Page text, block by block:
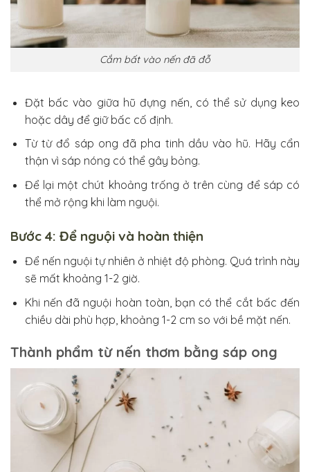
Cắm bất vào nến đã đỗ
Đặt bấc vào giữa hũ đựng nến, có thể sử dụng keo
hoặc dây để giữ bấc cố định.
Từ từ đổ sáp ong đã pha tinh dầu vào hũ. Hãy cẩn
thận vì sáp nóng có thể gây bỏng.
Để lại một chút khoảng trống ở trên cùng để sáp có
thể mở rộng khi làm nguội.
Bước 4: Để nguội và hoàn thiện
Để nến nguội tự nhiên ở nhiệt độ phòng. Quá trình này
sẽ mất khoảng 1-2 giờ.
Khi nến đã nguội hoàn toàn, bạn có thể cắt bấc đến
chiều dài phù hợp, khoảng 1-2 cm so với bề mặt nến.
Thành phẩm từ nến thơm bằng sáp ong